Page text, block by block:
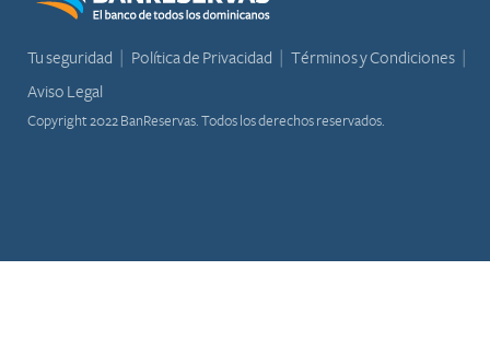
Tu seguridad Política de Privacidad
Términos y Condiciones
Aviso Legal
Copyright 2022 BanReservas. Todos los derechos reservados.